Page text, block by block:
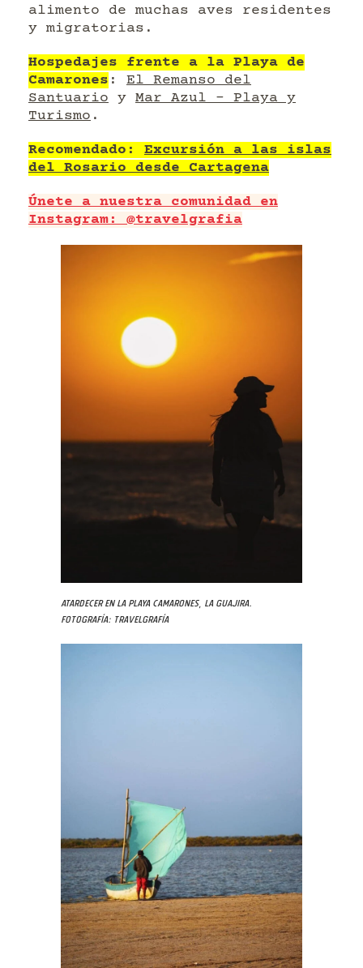
alimento de muchas aves residentes
y migratorias.
Hospedajes frente a la Playa de
Camarones : El Remanso del
Santuario y Mar Azul – Playa y
Turismo .
Recomendado: Excursión a las islas
del Rosario desde Cartagena
Únete a nuestra comunidad en
Instagram: @travelgrafia
Atardecer en la playa Camarones, La Guajira.
Fotografía: Travelgrafía